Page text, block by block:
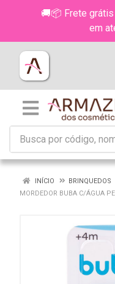
🚚📦 Frete
em
INÍCIO BRINQUEDOS
MORDEDOR BUBA C/ÁGUA